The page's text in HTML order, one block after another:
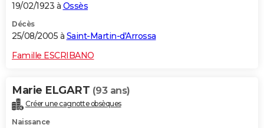
19/02/1923 à Ossès
Décès
25/08/2005 à Saint-Martin-d'Arrossa
Famille ESCRIBANO
Marie ELGART (93 ans)
Créer une cagnotte obsèques
Naissance